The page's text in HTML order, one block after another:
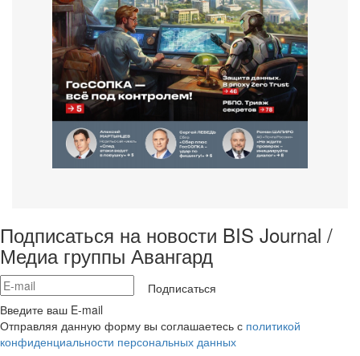
Подписаться на новости BIS Journal /
Медиа группы Авангард
Подписаться
Введите ваш E-mail
Отправляя данную форму вы соглашаетесь с политикой
конфиденциальности персональных данных